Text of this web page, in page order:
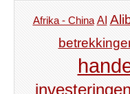
Afrika - China AI
investeringen